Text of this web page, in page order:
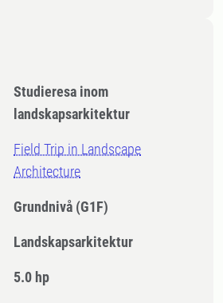
Studieresa inom
landskapsarkitektur
Field Trip in Landscape
Architecture
Grundnivå (G1F)
Landskapsarkitektur
5.0 hp